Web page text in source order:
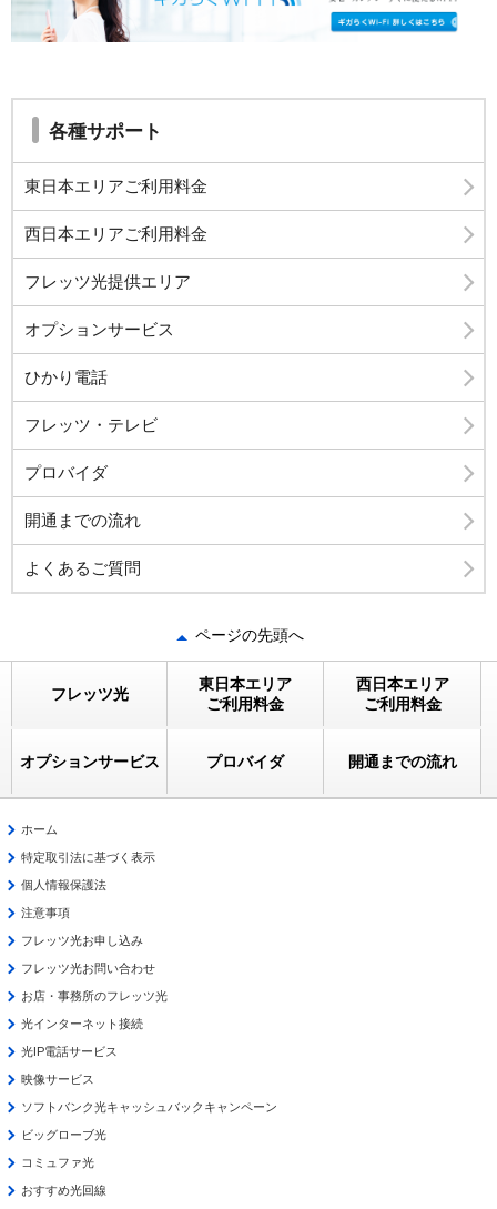
各種サポート
東日本エリアご利用料金
西日本エリアご利用料金
フレッツ光提供エリア
オプションサービス
ひかり電話
フレッツ・テレビ
プロバイダ
開通までの流れ
よくあるご質問
ページの先頭へ
フレッツ光
東日本エリア
ご利用料金
西日本エリア
ご利用料金
オプションサービス プロバイダ 開通までの流れ
ホーム
特定取引法に基づく表示
個人情報保護法
注意事項
フレッツ光お申し込み
フレッツ光お問い合わせ
お店・事務所のフレッツ光
光インターネット接続
光IP電話サービス
映像サービス
ソフトバンク光キャッシュバックキャンペーン
ビッグローブ光
コミュファ光
おすすめ光回線